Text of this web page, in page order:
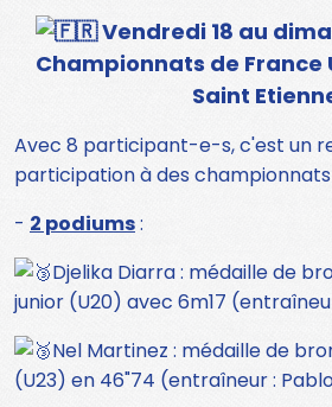
Vendredi 18 au
Championnats de France
Saint
Avec 8 participant-e-s, c'est un
participation à des
- 2 podiums:
Djelika Diarra : médaille de
junior (U20) avec 6m17
Nel Martinez : médaille de
(U23) en 46"74 (entraîneur :